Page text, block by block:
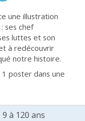
une illustration
ses chef
luttes et son
à redécouvrir
notre histoire.
poster dans une
9 à 120 ans